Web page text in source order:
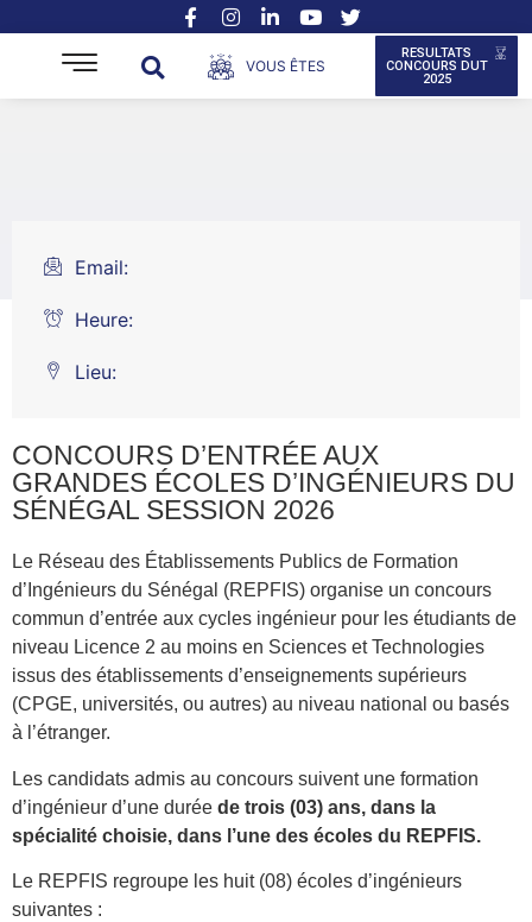
VOUS ÊTES
RESULTATS
CONCOURS DUT
2025
Email:
Heure:
Lieu:
CONCOURS D’ENTRÉE AUX
GRANDES ÉCOLES D’INGÉNIEURS DU
SÉNÉGAL SESSION 2026
Le Réseau des Établissements Publics de Formation
d’Ingénieurs du Sénégal (REPFIS) organise un concours
commun d’entrée aux cycles ingénieur pour les étudiants de
niveau Licence 2 au moins en Sciences et Technologies
issus des établissements d’enseignements supérieurs
(CPGE, universités, ou autres) au niveau national ou basés
à l’étranger.
Les candidats admis au concours suivent une formation
d’ingénieur d’une durée de trois (03) ans, dans la
spécialité choisie, dans l’une des écoles du REPFIS.
Le REPFIS regroupe les huit (08) écoles d’ingénieurs
suivantes :